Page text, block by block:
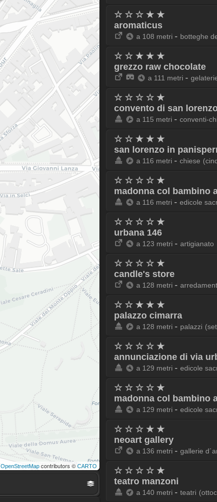
OpenStreetMap contributors © CARTO
☆ ☆ ☆ ★ ★
aromaticus
a 108 metri - botteghe
☆ ☆ ★ ★ ★
grezzo raw chocolate
a 111 metri -
☆ ☆ ☆ ☆ ★
convento di san
a 115 metri - conventi-
☆ ☆ ★ ★ ★
san lorenzo in
a 116 metri - chiese
☆ ☆ ☆ ☆ ★
madonna col bambino
a 116 metri - edicole
☆ ☆ ☆ ☆ ★
urbana 146
a 123 metri - artigianato
☆ ☆ ☆ ☆ ★
candle's store
a 128 metri -
☆ ☆ ★ ★ ★
palazzo cimarra
a 128 metri - palazzi
☆ ☆ ☆ ☆ ★
annunciazione di via
a 129 metri - edicole
☆ ☆ ☆ ☆ ★
madonna col bambino
a 129 metri - edicole
☆ ☆ ☆ ★ ★
neoart gallery
a 136 metri - gallerie
☆ ☆ ☆ ☆ ★
teatro manzoni
a 140 metri - teatri